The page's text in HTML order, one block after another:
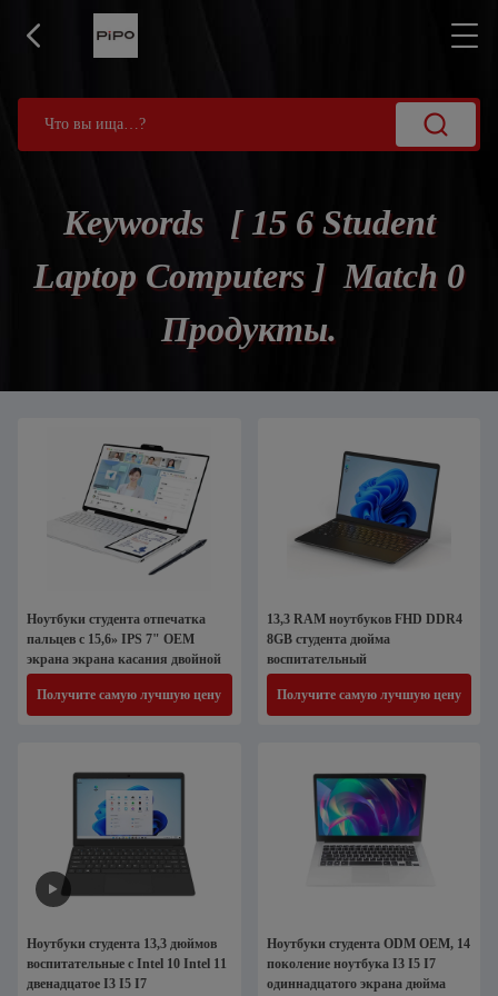
Keywords [ 15 6 Student
Laptop Computers ] Match 0
Продукты.
Ноутбуки студента отпечатка
пальцев с 15,6» IPS 7" OEM
экрана экрана касания двойной
Получите самую лучшую цену
13,3 RAM ноутбуков FHD DDR4
8GB студента дюйма
воспитательный
Получите самую лучшую цену
Ноутбуки студента 13,3 дюймов
воспитательные с Intel 10 Intel 11
двенадцатое I3 I5 I7
Ноутбуки студента ODM OEM, 14
поколение ноутбука I3 I5 I7
одиннадцатого экрана дюйма